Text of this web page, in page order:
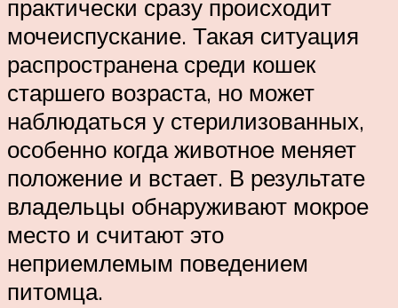
практически сразу происходит
мочеиспускание. Такая ситуация
распространена среди кошек
старшего возраста, но может
наблюдаться у стерилизованных,
особенно когда животное меняет
положение и встает. В результате
владельцы обнаруживают мокрое
место и считают это
неприемлемым поведением
питомца.